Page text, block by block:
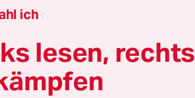
live.love.laugh
ich
lesen, rechts